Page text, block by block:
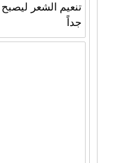
تنعيم الشعر
جداً